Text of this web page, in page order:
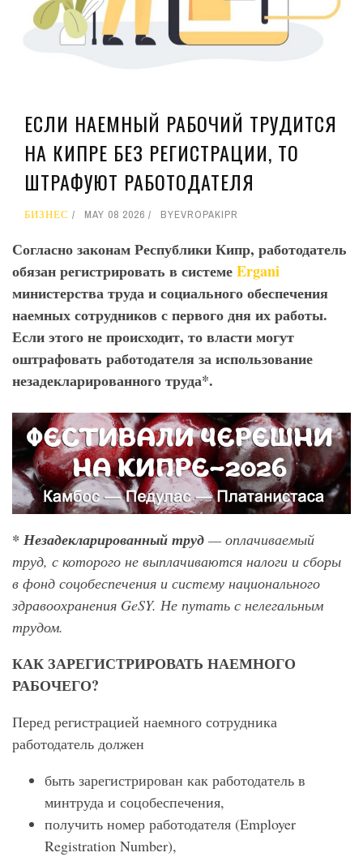
ЕСЛИ НАЕМНЫЙ РАБОЧИЙ ТРУДИТСЯ
НА КИПРЕ БЕЗ РЕГИСТРАЦИИ, ТО
ШТРАФУЮТ РАБОТОДАТЕЛЯ
БИЗНЕС MAY 08 2026 BYEVROPAKIPR
Согласно законам Республики Кипр, работодатель
обязан регистрировать в системеErgani
министерства труда и социального обеспечения
наемных сотрудников с первого дня их работы.
Если этого не происходит, то власти могут
оштрафовать работодателя за использование
незадекларированного труда*.
* Незадекларированный труд — оплачиваемый
труд, с которого не выплачиваются налоги и сборы
в фонд соцобеспечения и систему национального
здравоохранения GeSY. Не путать с нелегальным
трудом.
КАК ЗАРЕГИСТРИРОВАТЬ НАЕМНОГО
РАБОЧЕГО?
Перед регистрацией наемного сотрудника
работодатель должен
быть зарегистрирован как работодатель в
минтруда и соцобеспечения,
получить номер работодателя (Employer
Registration Number),